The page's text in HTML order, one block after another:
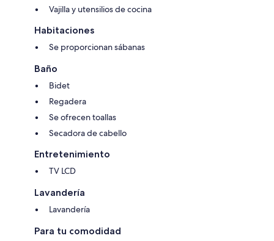
Vajilla y utensilios de cocina
Habitaciones
Se proporcionan sábanas
Baño
Bidet
Regadera
Se ofrecen toallas
Secadora de cabello
Entretenimiento
TV LCD
Lavandería
Lavandería
Para tu comodidad